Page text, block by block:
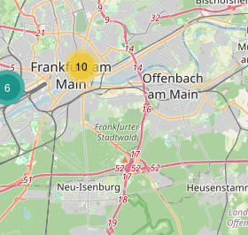
6
10